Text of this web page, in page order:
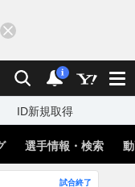
検索 通知
i
ID新規取得
選手情報・検索
試合終了